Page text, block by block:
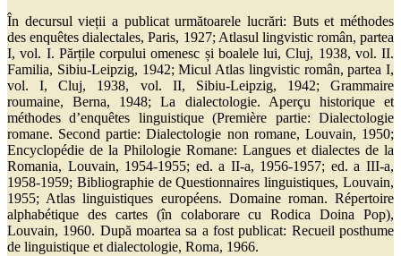
În decursul vieții a publicat următoarele lucrări: Buts et méthodes
des enquêtes dialectales, Paris, 1927; Atlasul lingvistic român, partea
I, vol. I. Părțile corpului omenesc și boalele lui, Cluj, 1938, vol. II.
Familia, Sibiu-Leipzig, 1942; Micul Atlas lingvistic român, partea I,
vol. I, Cluj, 1938, vol. II, Sibiu-Leipzig, 1942; Grammaire
roumaine, Berna, 1948; La dialectologie. Aperçu historique et
méthodes d’enquêtes linguistique (Première partie: Dialectologie
romane. Second partie: Dialectologie non romane, Louvain, 1950;
Encyclopédie de la Philologie Romane: Langues et dialectes de la
Romania, Louvain, 1954-1955; ed. a II-a, 1956-1957; ed. a III-a,
1958-1959; Bibliographie de Questionnaires linguistiques, Louvain,
1955; Atlas linguistiques européens. Domaine roman. Répertoire
alphabétique des cartes (în colaborare cu Rodica Doina Pop),
Louvain, 1960. După moartea sa a fost publicat: Recueil posthume
de linguistique et dialectologie, Roma, 1966.